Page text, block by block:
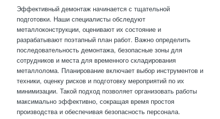
Эффективный демонтаж начинается с тщательной
подготовки. Наши специалисты обследуют
металлоконструкции, оценивают их состояние и
разрабатывают поэтапный план работ. Важно определить
последовательность демонтажа, безопасные зоны для
сотрудников и места для временного складирования
металлолома. Планирование включает выбор инструментов и
техники, оценку рисков и подготовку мероприятий по их
минимизации. Такой подход позволяет организовать работы
максимально эффективно, сокращая время простоя
производства и обеспечивая безопасность персонала.